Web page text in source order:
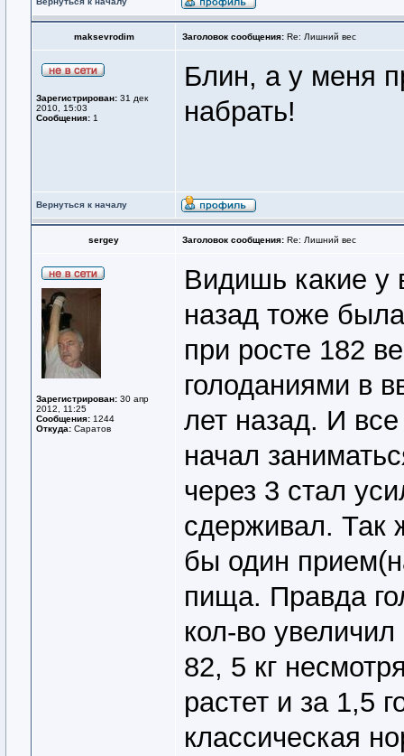
maksevrodim Заголовок сообщения: Re: Лишний вес
Зарегистрирован: 31 дек
2010, 15:03
Сообщения: 1
Блин, а у меня
набрать!
Вернуться к началу
sergey Заголовок сообщения: Re: Лишний вес
Зарегистрирован: 30 апр
2012, 11:25
Сообщения: 1244
Откуда: Саратов
Видишь какие у
назад тоже
при росте 182
голоданиями в
лет назад. И
начал
через 3 стал
сдерживал. Так
бы один
пища. Правда
кол-во
82, 5 кг
растет и за 1,5
классическая